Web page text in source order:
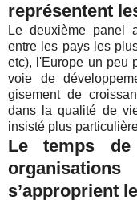
représentent
Le deuxième panel
entre les pays les
etc), l'Europe un peu
voie de
gisement de
dans la qualité de
insisté plus
Le temps
s’approprient